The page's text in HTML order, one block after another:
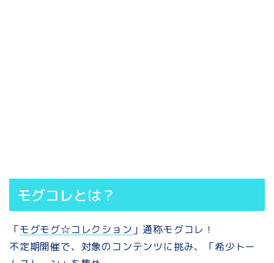
モグコレとは？
「モグモグ☆コレクション 」通称モグコレ！
不定期開催で、対象のコンテンツに挑み、「希少トー